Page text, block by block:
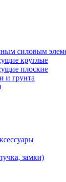
силовым
круглые
плоские
и грунта
замки)